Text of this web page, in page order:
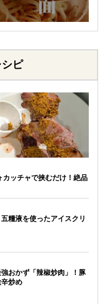
ピ
カッチャで挟むだけ！絶品
糧液を使ったアイスクリ
強おかず「辣椒炒肉」！豚
炒め